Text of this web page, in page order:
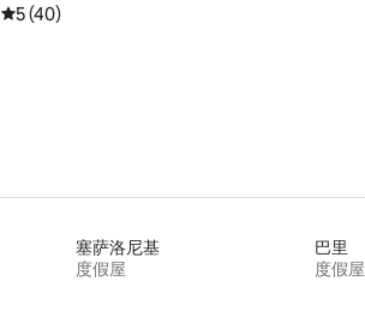
平均评分 5 分（满分 5 分），共 40 条评价
5 (40)
塞萨洛尼基
度假屋
巴里
度假屋